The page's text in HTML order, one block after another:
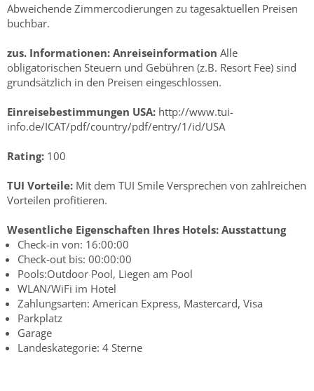
Abweichende Zimmercodierungen zu tagesaktuellen Preisen
buchbar.
zus. Informationen: Anreiseinformation Alle
obligatorischen Steuern und Gebühren (z.B. Resort Fee) sind
grundsätzlich in den Preisen eingeschlossen.
Einreisebestimmungen USA: http://www.tui-
info.de/ICAT/pdf/country/pdf/entry/1/id/USA
Rating: 100
TUI Vorteile: Mit dem TUI Smile Versprechen von zahlreichen
Vorteilen profitieren.
Wesentliche Eigenschaften Ihres Hotels: Ausstattung
Check-in von: 16:00:00
Check-out bis: 00:00:00
Pools:Outdoor Pool, Liegen am Pool
WLAN/WiFi im Hotel
Zahlungsarten: American Express, Mastercard, Visa
Parkplatz
Garage
Landeskategorie: 4 Sterne